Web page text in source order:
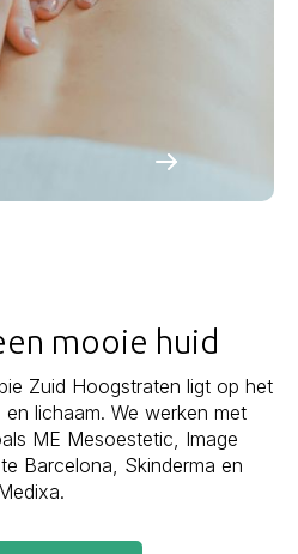
mooie huid
Zuid Hoogstraten ligt op het
lichaam. We werken met
ME Mesoestetic, Image
Barcelona, Skinderma en